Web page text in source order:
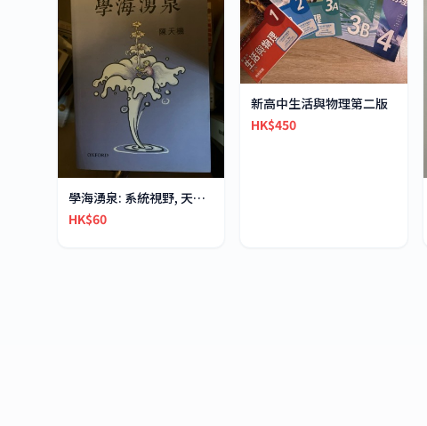
學海湧泉: 系統視野, 天上人間
HK$60
新高中生活與物理第二版
HK$450